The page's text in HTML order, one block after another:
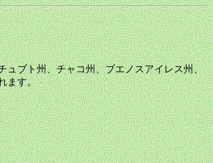
ュブト州、チャコ州、ブエノスアイレス州、
ます。